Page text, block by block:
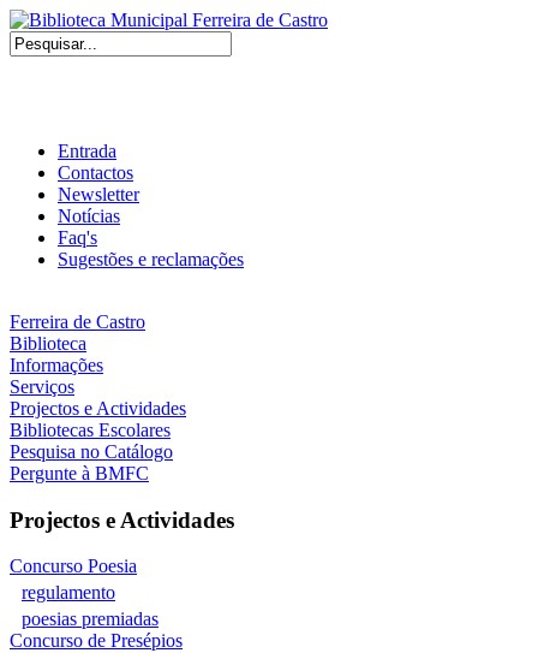
Entrada
Contactos
Newsletter
Notícias
Faq's
Sugestões e reclamações
Ferreira de Castro
Biblioteca
Informações
Serviços
Projectos e Actividades
Bibliotecas Escolares
Pesquisa no Catálogo
Pergunte à BMFC
Projectos e Actividades
Concurso Poesia
regulamento
poesias premiadas
Concurso de Presépios